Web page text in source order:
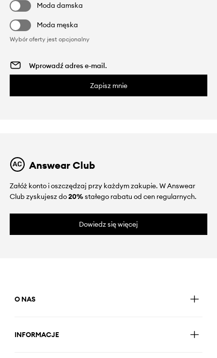
Moda damska
Moda męska
Wybór oferty jest opcjonalny
Zapisz mnie
Answear Club
Załóż konto i oszczędzaj przy każdym zakupie. W Answear
Club zyskujesz do20%stałego rabatu od cen regularnych.
Dowiedz się więcej
O NAS
INFORMACJE